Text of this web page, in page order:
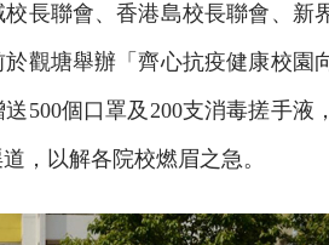
長聯會、香港島校長聯會、新
觀塘舉辦「齊心抗疫健康校園
500個口罩及200支消毒搓手液
，以解各院校燃眉之急。